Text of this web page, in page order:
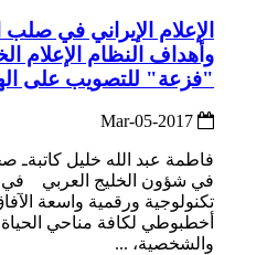
الإعلام الإيراني في
وأهداف النظام الإعلام
"فزعة" للتصويب على
فاطمة عبد الله خليل كاتبةـ
في شؤون الخليج العربي في
تكنولوجية ورقمية واسعة
أخطبوطي لكافة مناحي الحياة
والشخصية، ...